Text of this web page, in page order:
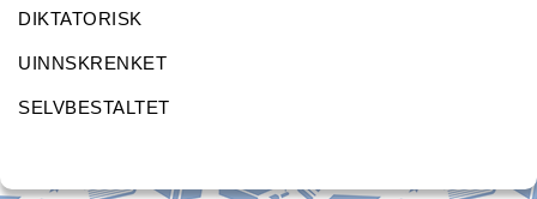
DIKTATORISK
UINNSKRENKET
SELVBESTALTET